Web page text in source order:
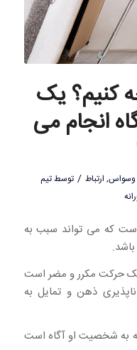
کنیم؟ یک
انجام می
وسواس, ارتباط / توسطتیم
که می تواند سبب به
حرکت مکرر و مضر است
ذهن و تمایل به
به شخصیت او آگاه است